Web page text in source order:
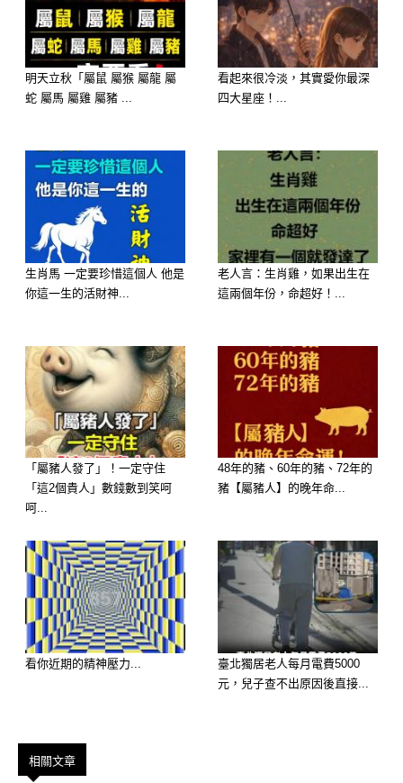
議：時常微笑
你對人際關係或許有點過度拘謹，因此
格，時間一久了，大家也會對你產生強
烈的信賴。
認真的你所給予人們的安心感，可以稱
得上是你的魅力。或許在第一次見面的
生好印象喔。
D：給選擇「漂浮蘇打」者的人際關係
建議：持之以恆
對什麼事情都抱有好奇心勇於嘗試的
你，即使是其他人嫌麻煩的事情，你都
地方。
然而另一方面，對事情沒耐性或許是你
最大的劣勢。如果能夠養成持之以恆、
堅持到底的習慣，對你來說會更加分
明天立秋「屬鼠 屬猴 屬龍 屬
蛇 屬馬 屬雞 屬豬 ...
看起來很冷淡，其實愛你最深
四大星座！...
生肖馬 一定要珍惜這個人 他是
你這一生的活財神...
老人言：生肖雞，如果出生在
這兩個年份，命超好！...
「屬豬人發了」！一定守住
「這2個貴人」數錢數到笑呵
呵...
48年的豬、60年的豬、72年的
豬【屬豬人】的晚年命...
看你近期的精神壓力...
臺北獨居老人每月電費5000
元，兒子查不出原因後直接...
相關文章